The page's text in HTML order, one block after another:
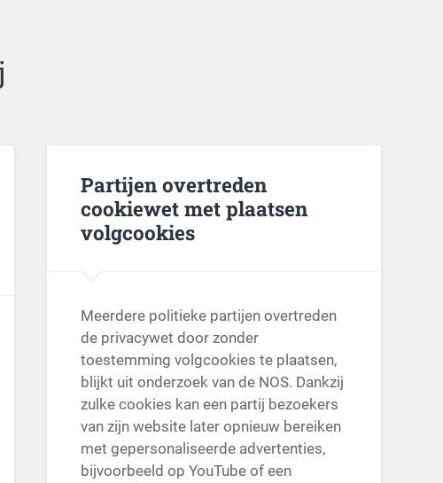
Partijen overtreden
cookiewet met plaatsen
volgcookies
Meerdere politieke partijen overtreden
de privacywet door zonder
toestemming volgcookies te plaatsen,
blijkt uit onderzoek van de NOS. Dankzij
zulke cookies kan een partij bezoekers
van zijn website later opnieuw bereiken
met gepersonaliseerde advertenties,
bijvoorbeeld op YouTube of een